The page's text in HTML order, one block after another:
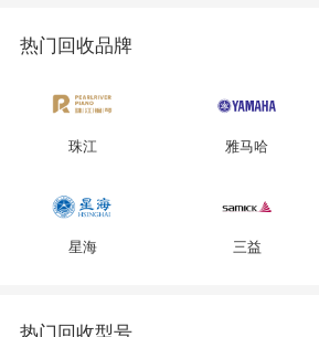
热门回收品牌
珠江 雅马哈
星海 三益